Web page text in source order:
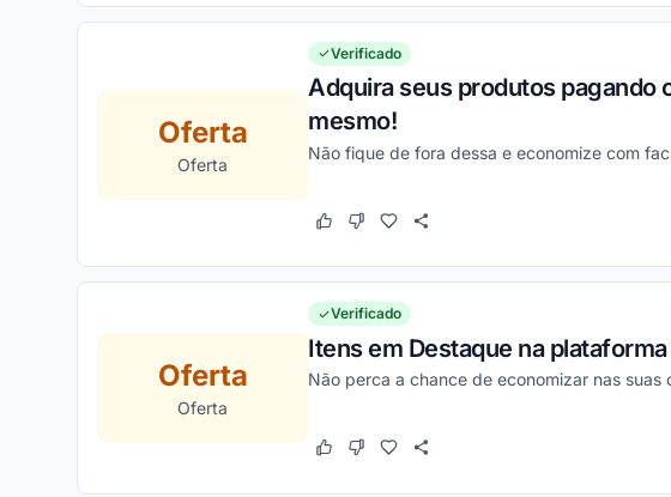
Oferta
Oferta
Verificado
Adquira seus produtos pagando
mesmo!
Não fique de fora dessa e economize com
Este cupom funcionou
Este cupom não funcionou
Oferta
Oferta
Verificado
Itens em Destaque na
Não perca a chance de economizar nas
Este cupom funcionou
Este cupom não funcionou